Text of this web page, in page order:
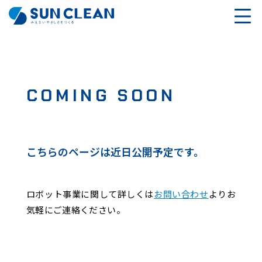
COMING SOON
こちらのページは近日公開予定です。
ロボット事業に関して詳しくはお問い合わせよりお
気軽にご連絡ください。